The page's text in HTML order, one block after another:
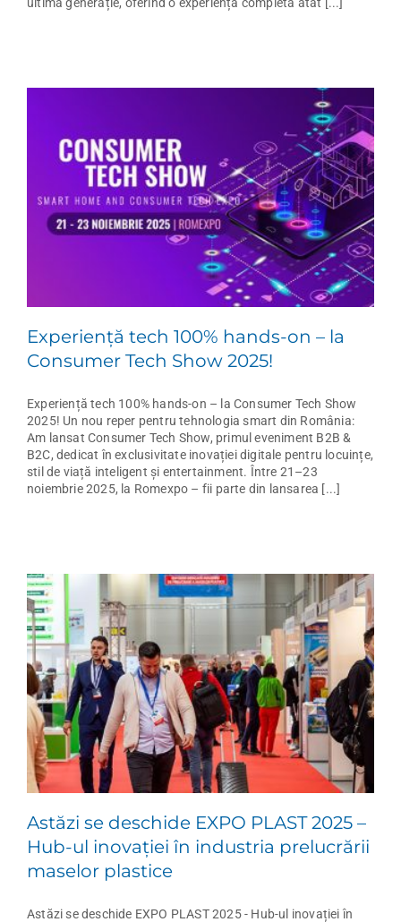
Experiență tech 100% hands-on – la
Consumer Tech Show 2025!
Experiență tech 100% hands-on – la Consumer Tech Show
2025! Un nou reper pentru tehnologia smart din România:
Am lansat Consumer Tech Show, primul eveniment B2B &
B2C, dedicat în exclusivitate inovației digitale pentru locuințe,
stil de viață inteligent și entertainment. Între 21–23
noiembrie 2025, la Romexpo – fii parte din lansarea [...]
Astăzi se deschide EXPO PLAST 2025 –
Hub-ul inovației în industria prelucrării
maselor plastice
Astăzi se deschide EXPO PLAST 2025 - Hub-ul inovației în